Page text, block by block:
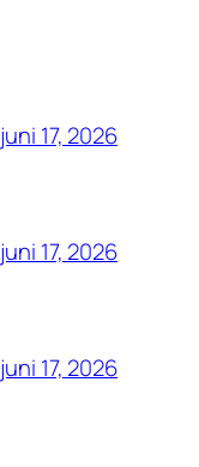
juni 17, 2026
juni 17, 2026
juni 17, 2026